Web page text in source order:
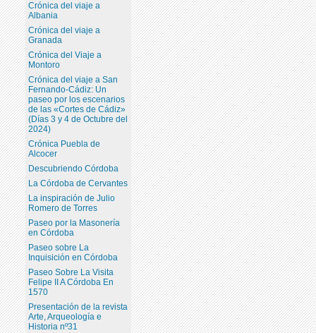
Crónica del viaje a
Albania
Crónica del viaje a
Granada
Crónica del Viaje a
Montoro
Crónica del viaje a San
Fernando-Cádiz: Un
paseo por los escenarios
de las «Cortes de Cádiz»
(Días 3 y 4 de Octubre del
2024)
Crónica Puebla de
Alcocer
Descubriendo Córdoba
La Córdoba de Cervantes
La inspiración de Julio
Romero de Torres
Paseo por la Masonería
en Córdoba
Paseo sobre La
Inquisición en Córdoba
Paseo Sobre La Visita
Felipe II A Córdoba En
1570
Presentación de la revista
Arte, Arqueología e
Historia nº31